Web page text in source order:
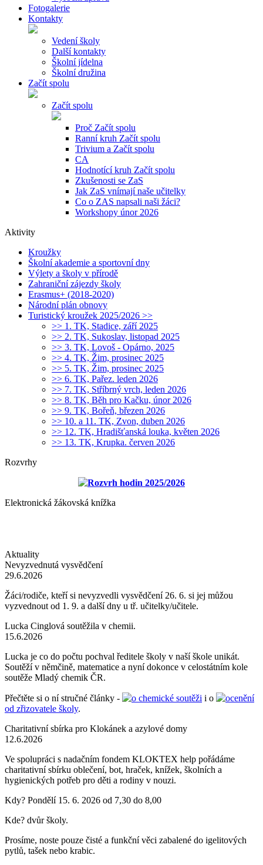
Fotogalerie
Kontakty
Vedení školy
Další kontakty
Školní jídelna
Školní družina
Začít spolu
Začít spolu
Proč Začít spolu
Ranní kruh Začít spolu
Trivium a Začít spolu
CA
Hodnotící kruh Začít spolu
Zkušenosti se ZaS
Jak ZaS vnímají naše učitelky
Co o ZAS napsali naši žáci?
Workshopy únor 2026
Aktivity
Kroužky
Školní akademie a sportovní dny
Výlety a školy v přírodě
Zahraniční zájezdy školy
Erasmus+ (2018-2020)
Národní plán obnovy
Turistický kroužek 2025/2026 >>
>> 1. TK, Stadice, září 2025
>> 2. TK, Sukoslav, listopad 2025
>> 3. TK, Lovoš - Opárno, 2025
>> 4. TK, Žim, prosinec 2025
>> 5. TK, Žim, prosinec 2025
>> 6. TK, Pařez. leden 2026
>> 7. TK, Stříbrný vrch, leden 2026
>> 8. TK, Běh pro Kačku, únor 2026
>> 9. TK, Bořeň, březen 2026
>> 10. a 11. TK, Zvon, duben 2026
>> 12. TK, Hradišťanská louka, květen 2026
>> 13. TK, Krupka. červen 2026
Rozvrhy
Rozvrh hodin 2025/2026
Elektronická žákovská knížka
Aktuality
Nevyzvednutá vysvědčení
29.6.2026
Žáci/rodiče, kteří si nevyzvedli vysvědčení 26. 6. si jej můžou
vyzvednout od 1. 9. a další dny u tř. učitelky/učitele.
Lucka Cinglová soutěžila v chemii.
15.6.2026
Lucka je co do počtu pochval ředitele školy v naší škole unikát.
Soutěží v němčině, matematice a nyní dokonce v celostátním kole
soutěže Mladý chemik ČR.
Přečtěte si o ní stručné články - o chemické soutěži i o
ocenění
od zřizovatele školy.
Charitativní sbírka pro Klokánek a azylové domy
12.6.2026
Ve spolupráci s nadačním fondem KLOKTEX help pořádáme
charitativní sbírku oblečení, bot, hraček, knížek, školních a
hygienických potřeb pro děti a rodiny v nouzi.
Kdy? Pondělí 15. 6. 2026 od 7,30 do 8,00
Kde? dvůr školy.
Prosíme, noste pouze čisté a funkční věci zabalené do igelitových
pytlů, tašek nebo krabic.